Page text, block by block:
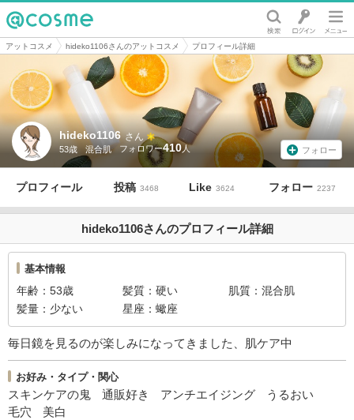
@cosme
アットコスメ hideko1106さんのアットコスメ プロフィール詳細
hideko1106 さん
53歳 混合肌 410 フォロー
プロフィール 投稿 3468 Like 3624 フォロー 2237
hideko1106さんのプロフィール詳細
基本情報
年齢 53歳 髪質 硬い 肌質
混合肌
髪量
少ない 星座 蠍座
毎日鏡を見るのが楽しみになってきました、肌ケア中
お好み・タイプ・関心
スキンケアの鬼 通販好き アンチエイジング
うるおい
毛穴
美白